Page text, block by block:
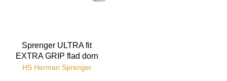
Sprenger ULTRA fit
EXTRA GRIP flad dorn
HS Herman Sprenger